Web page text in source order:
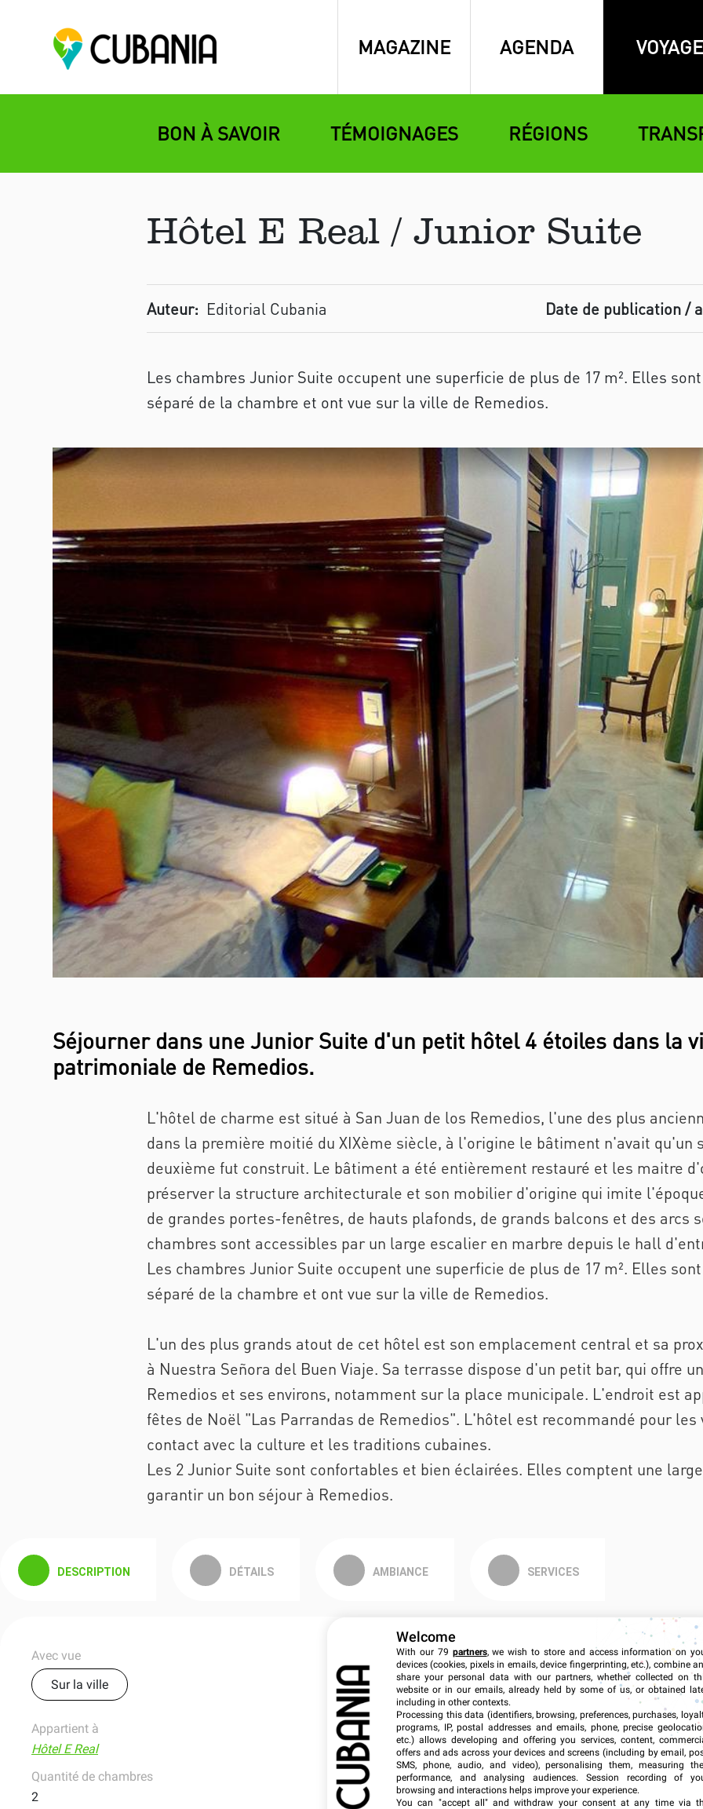
MAGAZINE AGENDA VOYAGE
BON À SAVOIR TÉMOIGNAGES RÉGIONS
Hôtel E Real / Junior Suite
Auteur: Editorial Cubania Date de publication /
Les chambres Junior Suite occupent une superficie de plus de 17 m². Elles
séparé de la chambre et ont vue sur la ville de Remedios.
Séjourner dans une Junior Suite d'un petit hôtel 4 étoiles dans la
patrimoniale de Remedios.
L'hôtel de charme est situé à San Juan de los Remedios, l'une des plus
dans la première moitié du XIXème siècle, à l'origine le bâtiment n'avait qu'un
deuxième fut construit. Le bâtiment a été entièrement restauré et les maitre
préserver la structure architecturale et son mobilier d'origine qui imite
de grandes portes-fenêtres, de hauts plafonds, de grands balcons et des arcs
chambres sont accessibles par un large escalier en marbre depuis le hall
Les chambres Junior Suite occupent une superficie de plus de 17 m². Elles
séparé de la chambre et ont vue sur la ville de Remedios.
L'un des plus grands atout de cet hôtel est son emplacement central et sa
à Nuestra Señora del Buen Viaje. Sa terrasse dispose d'un petit bar, qui offre
Remedios et ses environs, notamment sur la place municipale. L'endroit est
fêtes de Noël "Las Parrandas de Remedios". L'hôtel est recommandé pour
contact avec la culture et les traditions cubaines.
Les 2 Junior Suite sont confortables et bien éclairées. Elles comptent une
garantir un bon séjour à Remedios.
DESCRIPTION DÉTAILS AMBIANCE SERVICES
Avec vue
Sur la ville
Appartient à
Hôtel E Real
Quantité de chambres
2
Espace
Junior Suite
Confort
Basique
Welcome
With our 79 partners, we wish to store and access information on
devices (cookies, pixels in emails, device fingerprinting, etc.), combine
share your personal data with our partners, whether collected on
website or in our emails, already held by some of us, or obtained
including in other contexts.
Processing this data (identifiers, browsing, preferences, purchases,
programs, IP, postal addresses and emails, phone, precise
etc.) allows developing and offering you services, content,
offers and ads across your devices and screens (including by email,
SMS, phone, audio, and video), personalising them, measuring
performance, and analysing audiences. Session recording of
browsing and interactions helps improve your experience.
You can "accept all" and withdraw your consent at any time via